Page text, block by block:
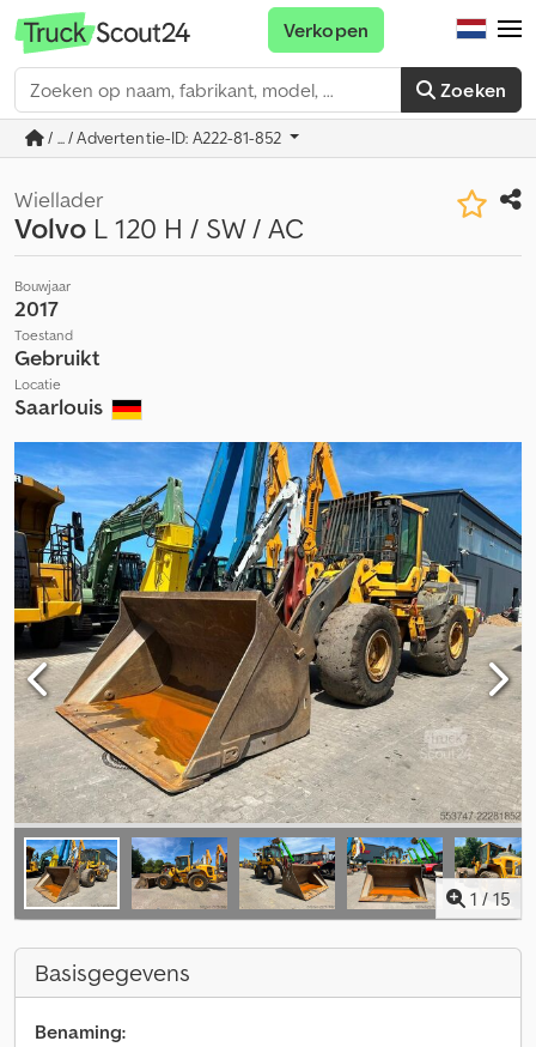
Zoeken
Verkopen
/ ... / Advertentie-ID: A222-81-852
Wiellader
Volvo L 120 H / SW / AC
Bouwjaar
2017
Toestand
Gebruikt
Locatie
Saarlouis
1 / 15
Basisgegevens
Benaming: